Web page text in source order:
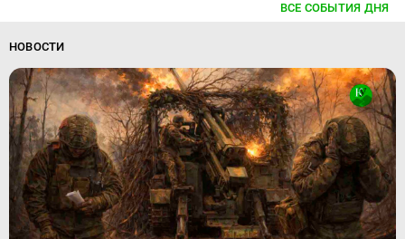
ВСЕ СОБЫТИЯ ДНЯ
НОВОСТИ